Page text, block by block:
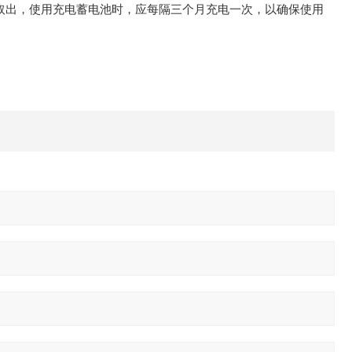
，使用充电蓄电池时，应每隔三个月充电一次，以确保使用